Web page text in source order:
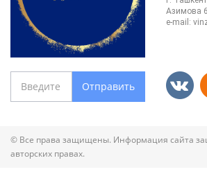
Азимова
e-mail:
Отправить
© Все права защищены. Информация сайта
авторских правах.